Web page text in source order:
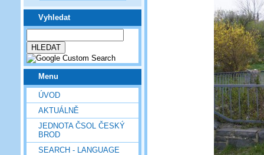
Vyhledat
Menu
ÚVOD
AKTUÁLNĚ
JEDNOTA ČSOL ČESKÝ
BROD
SEARCH - LANGUAGE